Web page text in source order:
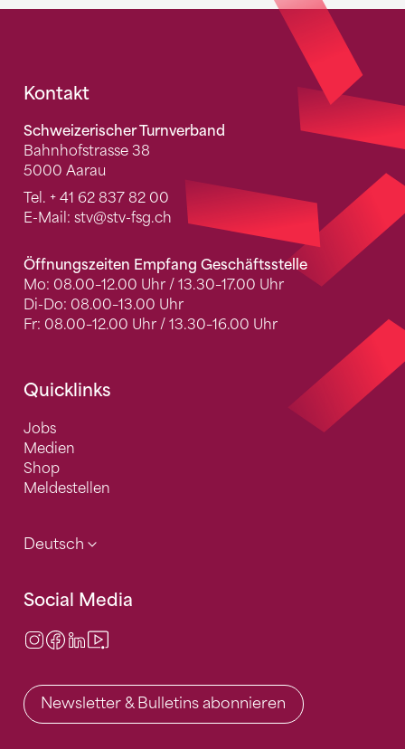
Fusszeile
Kontakt
Schweizerischer Turnverband
Bahnhofstrasse 38
5000 Aarau
Tel. + 41 62 837 82 00
E-Mail: stv@stv-fsg.ch
Öffnungszeiten Empfang Geschäftsstelle
Mo: 08.00–12.00 Uhr / 13.30–17.00 Uhr
Di-Do: 08.00–13.00 Uhr
Fr: 08.00–12.00 Uhr / 13.30–16.00 Uhr
Quicklinks
Jobs
Medien
Shop
Meldestellen
Deutsch
Social Media
Instagram
Facebook
LinkedIn
Newsletter & Bulletins abonnieren